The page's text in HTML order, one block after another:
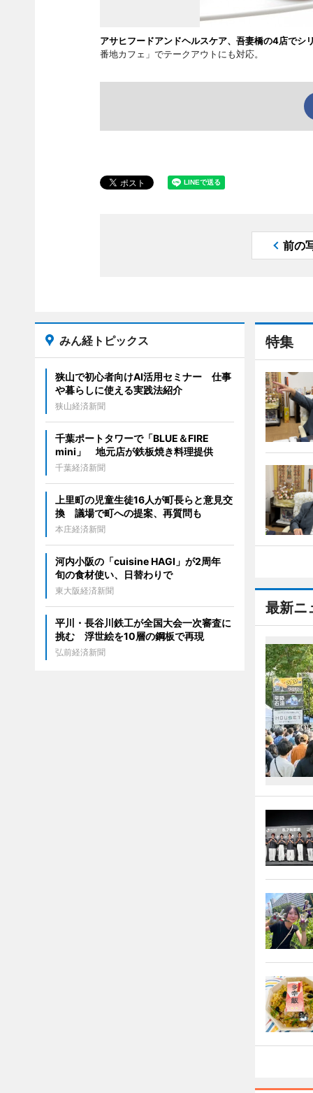
アサヒフードアンドヘルスケア、吾妻橋の4店でシ
番地カフェ」でテークアウトにも対応。
前の
特集
最新ニ
みん経トピックス
狭山で初心者向けAI活用セミナー 仕事
や暮らしに使える実践法紹介
狭山経済新聞
千葉ポートタワーで「BLUE＆FIRE
mini」 地元店が鉄板焼き料理提供
千葉経済新聞
上里町の児童生徒16人が町長らと意見交
換 議場で町への提案、再質問も
本庄経済新聞
河内小阪の「cuisine HAGI」が2周年
旬の食材使い、日替わりで
東大阪経済新聞
平川・長谷川鉄工が全国大会一次審査に
挑む 浮世絵を10層の鋼板で再現
弘前経済新聞